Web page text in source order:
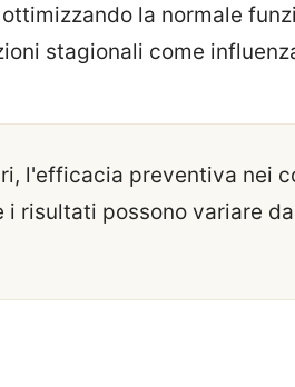
la normale
stagionali come
l'efficacia preventiva nei
risultati possono variare